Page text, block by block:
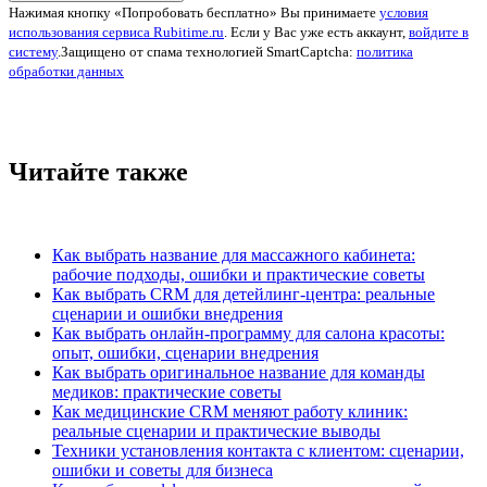
Нажимая кнопку «Попробовать бесплатно» Вы принимаете условия
использования сервиса Rubitime.ru . Если у Вас уже есть аккаунт, войдите в
систему.Защищено от спама технологией SmartCaptcha: политика
обработки данных
Читайте также
Как выбрать название для массажного кабинета:
рабочие подходы, ошибки и практические советы
Как выбрать CRM для детейлинг-центра: реальные
сценарии и ошибки внедрения
Как выбрать онлайн-программу для салона красоты:
опыт, ошибки, сценарии внедрения
Как выбрать оригинальное название для команды
медиков: практические советы
Как медицинские CRM меняют работу клиник:
реальные сценарии и практические выводы
Техники установления контакта с клиентом: сценарии,
ошибки и советы для бизнеса